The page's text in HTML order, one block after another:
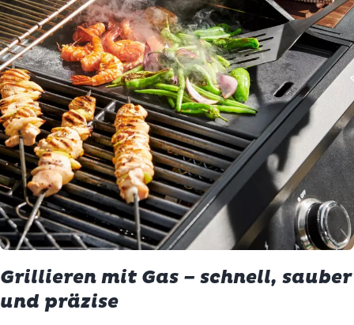
Grillieren mit Gas – schnell, sauber
und präzise